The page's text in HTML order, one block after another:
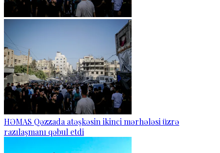
HƏMAS Qəzzada atəşkəsin ikinci mərhələsi üzrə
razılaşmanı qəbul etdi